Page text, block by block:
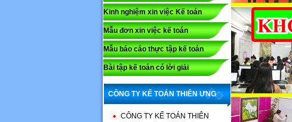
Kinh nghiệm xin việc Kế toán
Mẫu đơn xin việc kế toán
Mẫu báo cáo thực tập kế toán
Bài tập kế toán có lời giải
CÔNG TY KẾ TOÁN THIÊN ƯNG
CÔNG TY KẾ TOÁN THIÊN